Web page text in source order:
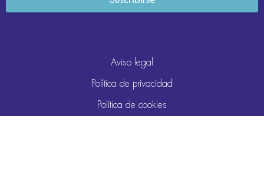
Aviso legal
Política de privacidad
Política de cookies